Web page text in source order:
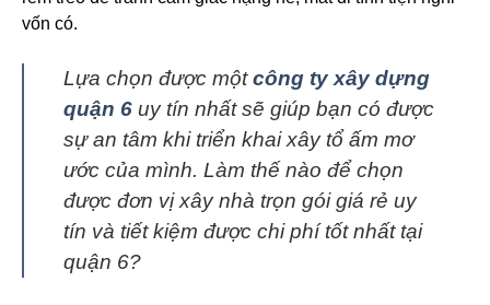
vốn có.
Lựa chọn được mộtcông ty xây dựng
quận 6 uy tín nhất sẽ giúp bạn có được
sự an tâm khi triển khai xây tổ ấm mơ
ước của mình. Làm thế nào để chọn
được đơn vị xây nhà trọn gói giá rẻ uy
tín và tiết kiệm được chi phí tốt nhất tại
quận 6?